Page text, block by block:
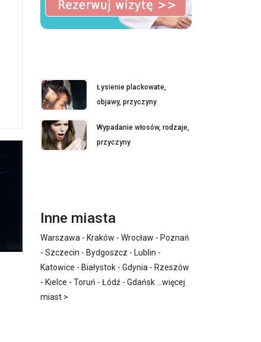
Łysienie plackowate,
objawy, przyczyny
Wypadanie włosów, rodzaje,
przyczyny
Inne miasta
Warszawa - Kraków - Wrocław - Poznań
- Szczecin - Bydgoszcz - Lublin -
Katowice - Białystok - Gdynia - Rzeszów
- Kielce - Toruń - Łódź - Gdańsk
więcej
miast >